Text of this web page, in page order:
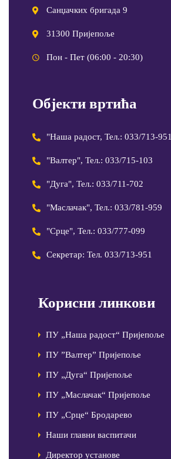
Санџачких бригада 9
31300 Пријепоље
Пон - Пет (06:00 - 20:30)
Објекти вртића
"Наша радост, Тел.: 033/713-951
"Валтер", Тел.: 033/715-103
"Дуга", Тел.: 033/711-702
"Маслачак", Тел.: 033/781-959
"Срце", Тел.: 033/777-099
Секретар: Тел. 033/713-951
Корисни линкови
ПУ „Наша радост“ Пријепоље
ПУ ”Валтер” Пријепоље
ПУ „Дуга“ Пријепоље
ПУ „Маслачак“ Пријепоље
ПУ „Срце“ Бродарево
Наши главни васпитачи
Директор установе